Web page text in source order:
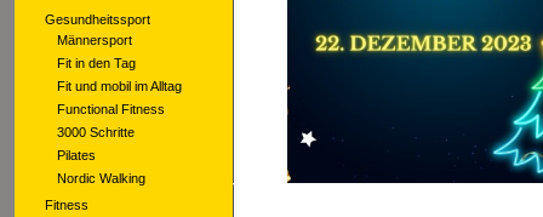
Gesundheitssport
Männersport
Fit in den Tag
Fit und mobil im Alltag
Functional Fitness
3000 Schritte
Pilates
Nordic Walking
Fitness